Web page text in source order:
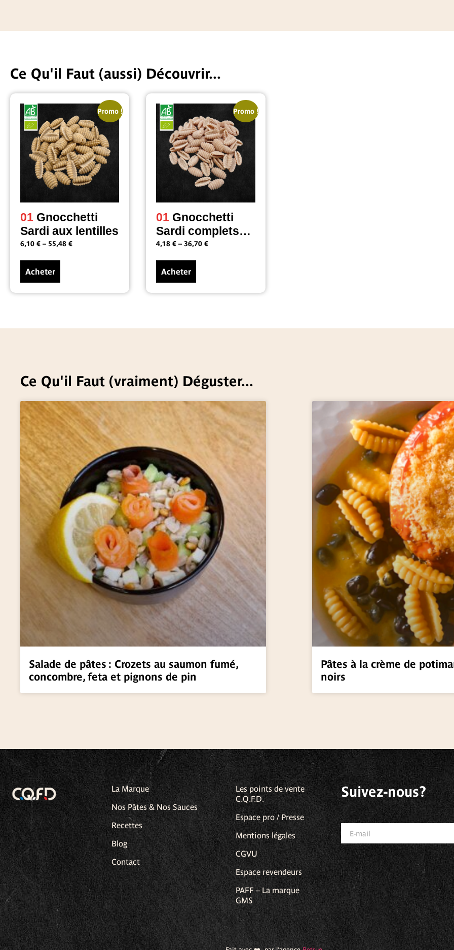
Ce Qu'il Faut (aussi) Découvrir...
Promo !
01 Gnocchetti
Sardi aux lentilles
6,10 € – 55,48 €
Acheter
Promo !
01 Gnocchetti
Sardi complets
Bio
4,18€ – 36,70€
Acheter
Ce Qu'il Faut (vraiment) Déguster...
Salade de pâtes : Crozets au saumon fumé,
concombre, feta et pignons de pin
Pâtes à la crème de
noirs
La Marque
Nos Pâtes & Nos Sauces
Recettes
Blog
Contact
Les points de vente
C.Q.F.D.
Espace pro / Presse
Mentions légales
CGVU
Espace revendeurs
PAFF – La marque
GMS
Suivez-nous?